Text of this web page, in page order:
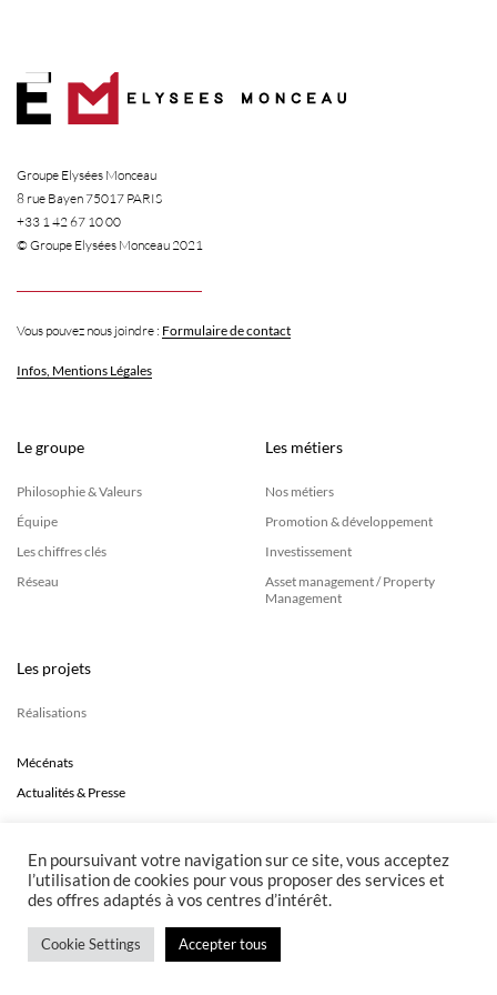
MÉTIERS
Groupe Elysées Monceau
8 rue Bayen 75017 PARIS
+33 1 42 67 10 00
© Groupe Elysées Monceau 2021
Vous pouvez nous joindre : Formulaire de contact
Infos, Mentions Légales
Le groupe
Philosophie & Valeurs
Équipe
Les chiffres clés
Réseau
Les métiers
Nos métiers
Promotion & développement
Investissement
Asset management / Property
Management
Les projets
Réalisations
Mécénats
Actualités & Presse
En poursuivant votre navigation sur ce site, vous acceptez
l’utilisation de cookies pour vous proposer des services et
des offres adaptés à vos centres d’intérêt.
Cookie Settings Accepter tous